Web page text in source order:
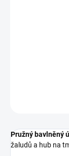
Pružný bavlněný
žaludů a hub na